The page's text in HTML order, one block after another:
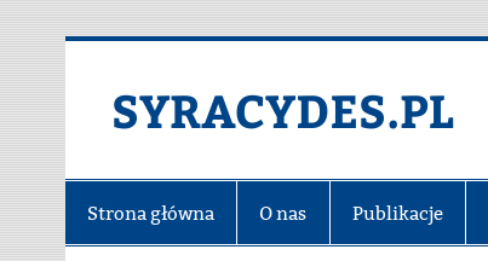
SYRACYDES.PL
Strona główna O nas Publikacje